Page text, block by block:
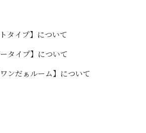
タイプ】について
タイプ】について
ンだぁルーム】について